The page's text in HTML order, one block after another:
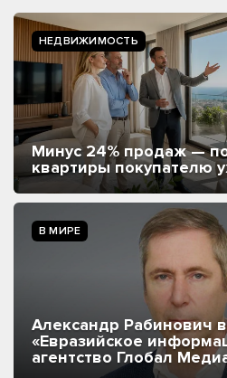
НЕДВИЖИМОСТЬ
Минус 24% продаж —
квартиры покупателю
В МИРЕ
Александр Рабинович
«Евразийское
агентство Глобал